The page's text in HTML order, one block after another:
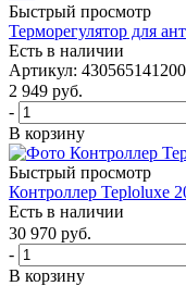
Быстрый просмотр
Терморегулятор для
Есть в наличии
Артикул:
2 949 руб.
-
В корзину
Быстрый просмотр
Контроллер Teploluxe
Есть в наличии
30 970 руб.
-
В корзину